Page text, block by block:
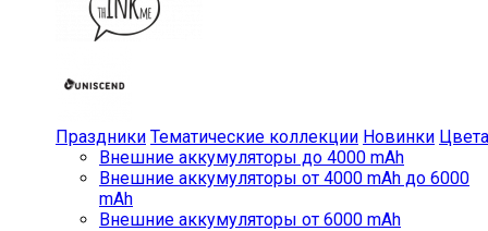
Праздники Тематические коллекции Новинки Цвета
Внешние аккумуляторы до 4000 mAh
Внешние аккумуляторы от 4000 mAh до 6000
mAh
Внешние аккумуляторы от 6000 mAh